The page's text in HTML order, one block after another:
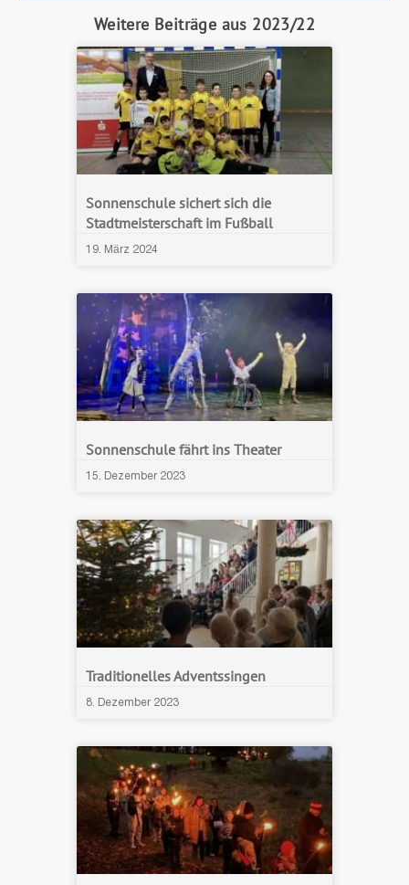
Weitere Beiträge aus 2023/22
Sonnenschule sichert sich die
Stadtmeisterschaft im Fußball
19. März 2024
Sonnenschule fährt ins Theater
15. Dezember 2023
Traditionelles Adventssingen
8. Dezember 2023